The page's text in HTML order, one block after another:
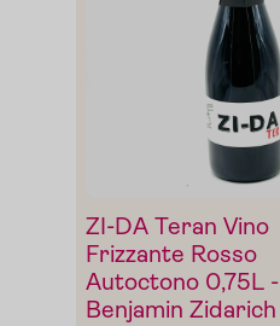
ZI-DA Teran Vino
Frizzante Rosso
Autoctono 0,75L -
Benjamin Zidarich